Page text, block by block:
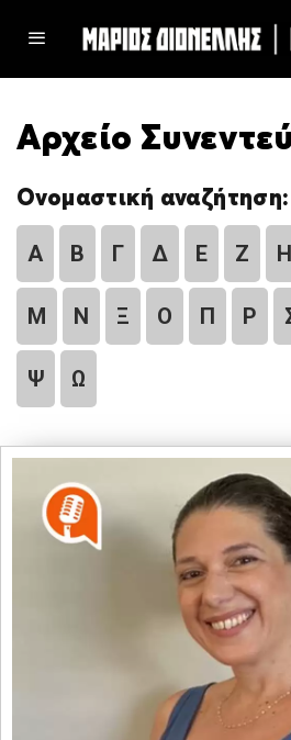
Αρχείο
Ονομαστική αναζήτηση:
Α Β Γ Δ Ε Ζ Η
Μ Ν Ξ Ο Π Ρ
Ψ Ω